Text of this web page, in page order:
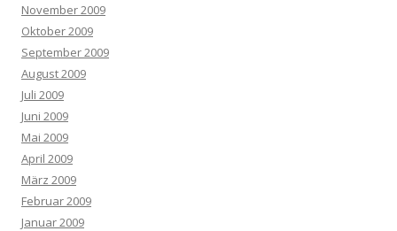
November 2009
Oktober 2009
September 2009
August 2009
Juli 2009
Juni 2009
Mai 2009
April 2009
März 2009
Februar 2009
Januar 2009